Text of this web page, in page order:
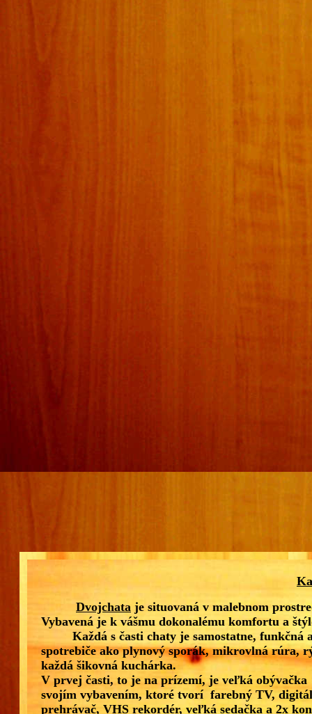
Dvojchata je situovaná v malebnom
Vybavená je k vášmu dokonalému komfortu a
Každá s časti chaty je samostatne, funkčná a
spotrebiče ako plynový sporák, mikrovlná rúra,
každá šikovná kuchárka.
V prvej časti, to je na prízemí, je veľká obývačka
svojím vybavením, ktoré tvorí farebný TV,
prehrávač, VHS rekordér, veľká sedačka a 2x